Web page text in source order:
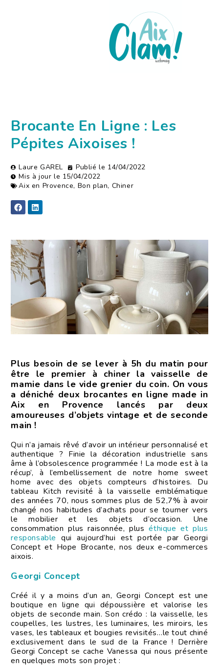
Brocante En Ligne : Les
Pépites Aixoises !
Laure GAREL Publié le 14/04/2022
Mis à jour le 15/04/2022
Aix en Provence, Bon plan, Chiner
Plus besoin de se lever à 5h du matin pour
être le premier à chiner la vaisselle de
mamie dans le vide grenier du coin. On vous
a déniché deux brocantes en ligne made in
Aix en Provence lancés par deux
amoureuses d’objets vintage et de seconde
main !
Qui n’a jamais rêvé d’avoir un intérieur personnalisé et
authentique ? Finie la décoration industrielle sans
âme à l’obsolescence programmée ! La mode est à la
récup’, à l’embellissement de notre home sweet
home avec des objets compteurs d’histoires. Du
tableau Kitch revisité à la vaisselle emblématique
des années 70, nous sommes plus de 52,7% à avoir
changé nos habitudes d’achats pour se tourner vers
le mobilier et les objets d’occasion. Une
consommation plus raisonnée, pluséthique et plus
responsable qui aujourd’hui est portée par Georgi
Concept et Hope Brocante, nos deux e-commerces
aixois.
Georgi Concept
Créé il y a moins d’un an, Georgi Concept est une
boutique en ligne qui dépoussière et valorise les
objets de seconde main. Son crédo : la vaisselle, les
coupelles, les lustres, les luminaires, les miroirs, les
vases, les tableaux et bougies revisités…le tout chiné
exclusivement dans le sud de la France ! Derrière
Georgi Concept se cache Vanessa qui nous présente
en quelques mots son projet :